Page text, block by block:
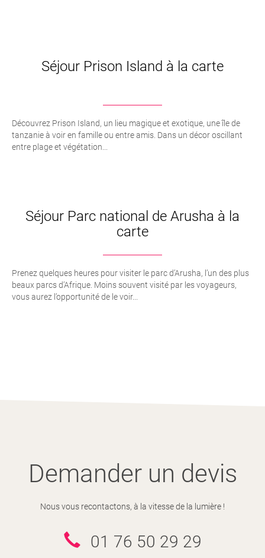
Séjour Prison Island à la carte
Découvrez Prison Island, un lieu magique et exotique, une île de
tanzanie à voir en famille ou entre amis. Dans un décor oscillant
entre plage et végétation...
Séjour Parc national de Arusha à la
carte
Prenez quelques heures pour visiter le parc d’Arusha, l’un des plus
beaux parcs d’Afrique. Moins souvent visité par les voyageurs,
vous aurez l’opportunité de le voir...
Demander un devis
Nous vous recontactons, à la vitesse de la lumière !
01 76 50 29 29